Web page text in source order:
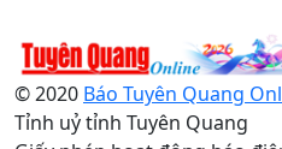
© 2020 Báo Tuyên Quang
Tỉnh uỷ tỉnh Tuyên Quang